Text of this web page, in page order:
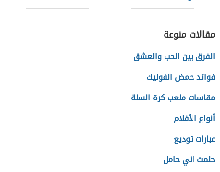
مقالات منوعة
الفرق بين الحب والعشق
فوائد حمض الفوليك
مقاسات ملعب كرة السلة
أنواع الأفلام
عبارات توديع
حلمت اني حامل